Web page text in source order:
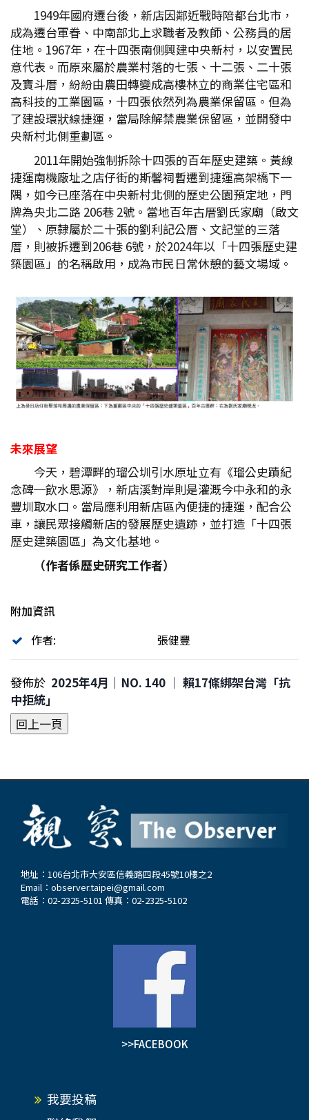
1949年國府遷台後，新店因鄰近戰時陪都台北市，
成為遷台軍眷、中南部北上求職者及教師、公務員的居
住地。1967年，在十四張南側興建中央新村，以安置民
意代表。而原來屬於農業村落的七張、十二張、二十張
及寶斗厝，紛紛由農田轉變成高樓林立的商業住宅區和
高科技的工業園區，十四張依然列為農業保留區。但為
了建設環狀線捷運，當局除解禁農業保留區，並開發中
央新村北側重劃區。
2011年開始強制拆除十四張的百年歷史建築。黃線
捷運南機廠址之店仔街的斯馨祠暫遷到捷運高架橋下一
隅，如今已座落在中央新村北側的歷史公園預定地，門
牌為央北二路 206巷 2號。當地百年古厝劉氏家廟（啟文
堂）、原隸屬於二十張的劉利記公厝、文記堂的三落
厝，則被拆遷到206巷 6號，於2024年以「十四張歷史建
築園區」的名稱啟用，成為市民日常休憩的藝文場域。
未來展望
今天，碧潭畔的瑠公圳引水原址立有《瑠公史蹟紀
念碑─飲水思源》，新店溪對岸則是灌溉今中永和的永
豐圳取水口。當局應利用新店區內便捷的捷運，配合公
車，讓民眾接觸新店的發展歷史遺跡，並打造「十四張
歷史建築園區」為文化基地。
（作者係歷史研究工作者）
附加資訊
作者:
張健豐
發佈於 2025年4月｜NO. 140 │ 賴17條綁架台灣「抗
中拒統」
地址：106台北市大安區信義路四段45號10樓之2
Email： observer.taipei@gmail.com
電話：02-2325-5101 傳真：02-2325-5102
>>FACEBOOK
我要投稿